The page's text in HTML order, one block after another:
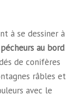
à se dessiner à
au bord
de conifères
râbles et
avec le